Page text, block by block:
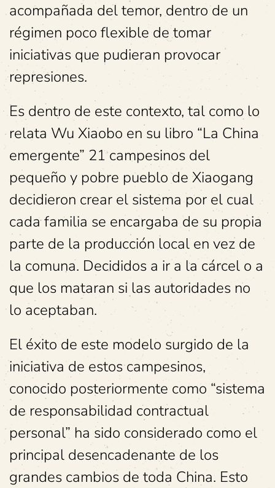
acompañada del temor, dentro de un
régimen poco flexible de tomar
iniciativas que pudieran provocar
represiones.
Es dentro de este contexto, tal como lo
relata Wu Xiaobo en su libro “La China
emergente” 21 campesinos del
pequeño y pobre pueblo de Xiaogang
decidieron crear el sistema por el cual
cada familia se encargaba de su propia
parte de la producción local en vez de
la comuna. Decididos a ir a la cárcel o a
que los mataran si las autoridades no
lo aceptaban.
El éxito de este modelo surgido de la
iniciativa de estos campesinos,
conocido posteriormente como “sistema
de responsabilidad contractual
personal” ha sido considerado como el
principal desencadenante de los
grandes cambios de toda China. Esto